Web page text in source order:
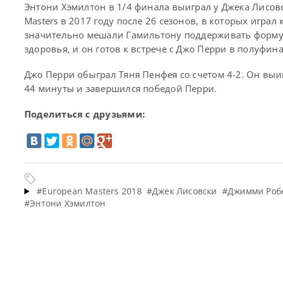
Энтони Хэмилтон в 1/4 финала выиграл у Джека
Masters в 2017 году после 26 сезонов, в которых
значительно мешали Гамильтону поддерживать
здоровья, и он готов к встрече с Джо Перри в
Джо Перри обыграл Тяня Пенфея со счетом 4-2. Он
44 минуты и завершился победой Перри.
Поделиться с друзьями:
#European Masters 2018 #Джек Лисовски #Джимми
#Энтони Хэмилтон